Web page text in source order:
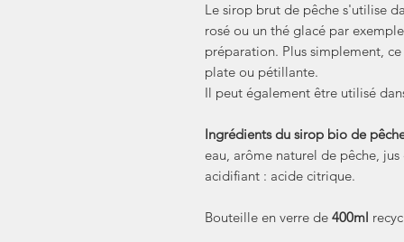
Le sirop brut de pêche s'utilise
rosé ou un thé glacé par
préparation. Plus simplement,
plate ou pétillante.
Il peut également être utilisé
Ingrédients du sirop bio de
eau, arôme naturel de pêche,
acidifiant : acide citrique.
Bouteille en verre de 400ml